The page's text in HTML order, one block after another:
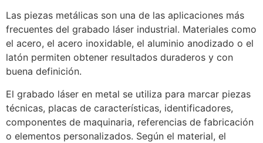
Las piezas metálicas son una de las aplicaciones más
frecuentes del grabado láser industrial. Materiales como
el acero, el acero inoxidable, el aluminio anodizado o el
latón permiten obtener resultados duraderos y con
buena definición.
El grabado láser en metal se utiliza para marcar piezas
técnicas, placas de características, identificadores,
componentes de maquinaria, referencias de fabricación
o elementos personalizados. Según el material, el